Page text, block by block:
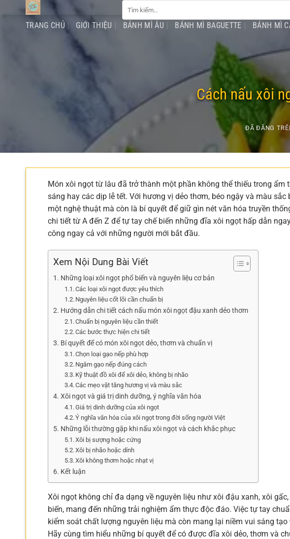
kiếm:
TRANG CHỦ GIỚI THIỆU BÁNH MÌ ÂU BÁNH MÌ BAGUETTE BÁNH MÌ
Cách nấu xôi
ĐÃ ĐĂNG
Món xôi ngọt từ lâu đã trở thành một phần không thể thiếu trong ẩm
sáng hay các dịp lễ tết. Với hương vị dẻo thơm, béo ngậy và màu sắc
một nghệ thuật mà còn là bí quyết để giữ gìn nét văn hóa truyền
chi tiết từ A đến Z để tự tay chế biến những đĩa xôi ngọt hấp dẫn
công ngay cả với những người mới bắt đầu.
Xem Nội Dung Bài Viết
Những loại xôi ngọt phổ biến và nguyên liệu cơ bản
Các loại xôi ngọt được yêu thích
Nguyên liệu cốt lõi cần chuẩn bị
Hướng dẫn chi tiết cách nấu món xôi ngọt đậu xanh dẻo thơm
Chuẩn bị nguyên liệu cần thiết
Các bước thực hiện chi tiết
Bí quyết để có món xôi ngọt dẻo, thơm và chuẩn vị
Chọn loại gạo nếp phù hợp
Ngâm gạo nếp đúng cách
Kỹ thuật đồ xôi để xôi dẻo, không bị nhão
Các mẹo vặt tăng hương vị và màu sắc
Xôi ngọt và giá trị dinh dưỡng, ý nghĩa văn hóa
Giá trị dinh dưỡng của xôi ngọt
Ý nghĩa văn hóa của xôi ngọt trong đời sống người Việt
Những lỗi thường gặp khi nấu xôi ngọt và cách khắc phục
Xôi bị sượng hoặc cứng
Xôi bị nhão hoặc dính
Xôi không thơm hoặc nhạt vị
Kết luận
Xôi ngọt không chỉ đa dạng về nguyên liệu như xôi đậu xanh, xôi
biến, mang đến những trải nghiệm ẩm thực độc đáo. Việc tự tay
kiểm soát chất lượng nguyên liệu mà còn mang lại niềm vui sáng
Hãy cùng tìm hiểu những bí quyết để có được đĩa xôi dẻo, thơm và